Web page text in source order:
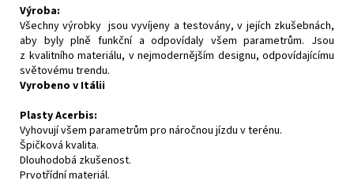
Výroba:
Všechny výrobky jsou vyvíjeny a testovány, v jejích zkušebnách,
aby byly plně funkční a odpovídaly všem parametrům. Jsou
z kvalitního materiálu, v nejmodernějším designu, odpovídajícímu
světovému trendu.
Vyrobeno v Itálii
Plasty Acerbis:
Vyhovují všem parametrům pro náročnou jízdu v terénu.
Špičková kvalita.
Dlouhodobá zkušenost.
Prvotřídní materiál.